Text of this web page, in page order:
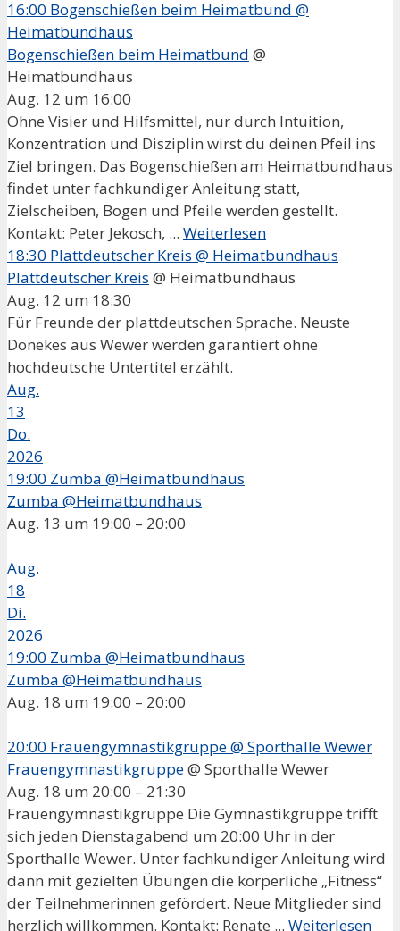
16:00 Bogenschießen beim Heimatbund @
Heimatbundhaus
Bogenschießen beim Heimatbund @
Heimatbundhaus
Aug. 12 um 16:00
Ohne Visier und Hilfsmittel, nur durch Intuition,
Konzentration und Disziplin wirst du deinen Pfeil ins
Ziel bringen. Das Bogenschießen am Heimatbundhaus
findet unter fachkundiger Anleitung statt,
Zielscheiben, Bogen und Pfeile werden gestellt.
Kontakt: Peter Jekosch, ... Weiterlesen
18:30 Plattdeutscher Kreis @ Heimatbundhaus
Plattdeutscher Kreis @ Heimatbundhaus
Aug. 12 um 18:30
Für Freunde der plattdeutschen Sprache. Neuste
Dönekes aus Wewer werden garantiert ohne
hochdeutsche Untertitel erzählt.
Aug.
13
Do.
2026
19:00 Zumba @Heimatbundhaus
Zumba @Heimatbundhaus
Aug. 13 um 19:00 – 20:00
Aug.
18
Di.
2026
19:00 Zumba @Heimatbundhaus
Zumba @Heimatbundhaus
Aug. 18 um 19:00 – 20:00
20:00 Frauengymnastikgruppe@ Sporthalle Wewer
Frauengymnastikgruppe@ Sporthalle Wewer
Aug. 18 um 20:00 – 21:30
Frauengymnastikgruppe Die Gymnastikgruppe trifft
sich jeden Dienstagabend um 20:00 Uhr in der
Sporthalle Wewer. Unter fachkundiger Anleitung wird
dann mit gezielten Übungen die körperliche „Fitness“
der Teilnehmerinnen gefördert. Neue Mitglieder sind
herzlich willkommen. Kontakt: Renate ... Weiterlesen